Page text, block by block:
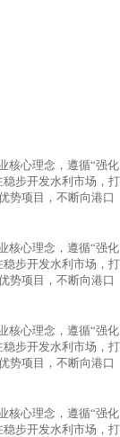
核心理念，遵循“强化
步开发水利市场，打
势项目，不断向港口
核心理念，遵循“强化
步开发水利市场，打
势项目，不断向港口
核心理念，遵循“强化
步开发水利市场，打
势项目，不断向港口
核心理念，遵循“强化
步开发水利市场，打